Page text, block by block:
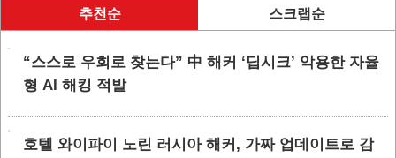
추천순 스크랩순
“스스로 우회로 찾는다” 中 해커 ‘딥시크’ 악용한 자율
형 AI 해킹 적발
호텔 와이파이 노린 러시아 해커, 가짜 업데이트로 감